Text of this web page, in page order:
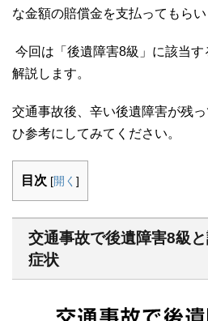
な金額の賠償金を支払ってもらい
今回は「後遺障害8級」に該当す
解説します。
交通事故後、辛い後遺障害が残
ひ参考にしてみてください。
目次 [開く ]
交通事故で後遺障害8級
症状